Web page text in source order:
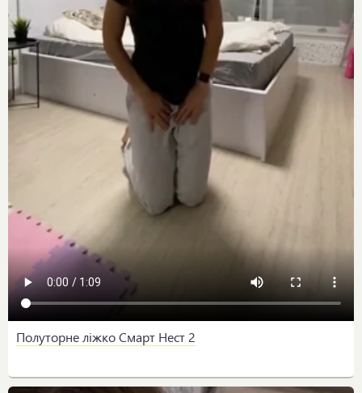
Полуторне ліжко Смарт Нест 2